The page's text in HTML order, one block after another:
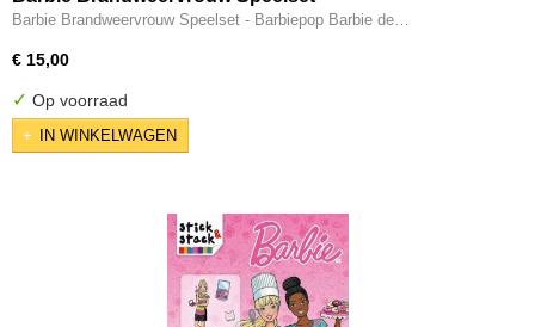
Barbie Brandweervrouw Speelset - Barbiepop Barbie de…
€ 15,00
✓ Op voorraad
IN WINKELWAGEN